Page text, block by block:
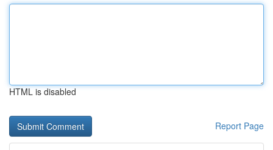
HTML is disabled
Report Page